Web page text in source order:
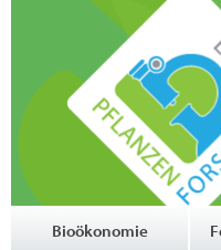
Bioökonomie